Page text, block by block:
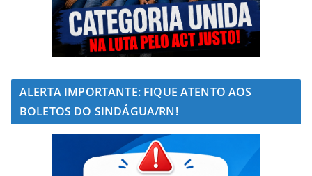
ALERTA IMPORTANTE: FIQUE ATENTO AOS
BOLETOS DO SINDÁGUA/RN!